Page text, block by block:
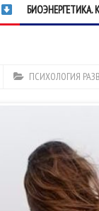
БИОЭНЕРГЕТИКА.
ПСИХОЛОГИЯ